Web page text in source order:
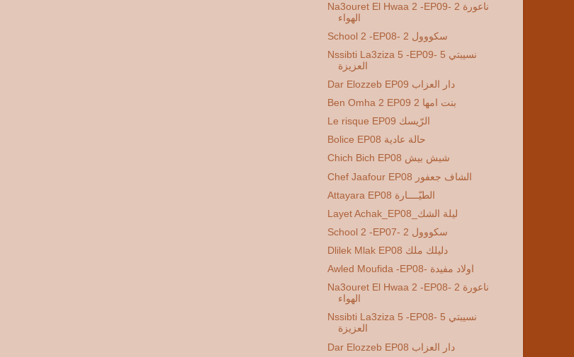
Na3ouret El Hwaa 2 -EP09- 2 ناعورة
الهواء
School 2 -EP08- 2 سكووول
Nssibti La3ziza 5 -EP09- 5 نسيبتي
العزيزة
Dar Elozzeb EP09 دار العزاب
Ben Omha 2 EP09 2 بنت امها
Le risque EP09 الرّيسك
Bolice EP08 حالة عادية
Chich Bich EP08 شيش بيش
Chef Jaafour EP08 الشاف جعفور
Attayara EP08 الطيّــــارة
Layet Achak_EP08_ليلة الشك
School 2 -EP07- 2 سكووول
Dlilek Mlak EP08 دليلك ملك
Awled Moufida -EP08- اولاد مفيدة
Na3ouret El Hwaa 2 -EP08- 2 ناعورة
الهواء
Nssibti La3ziza 5 -EP08- 5 نسيبتي
العزيزة
Dar Elozzeb EP08 دار العزاب